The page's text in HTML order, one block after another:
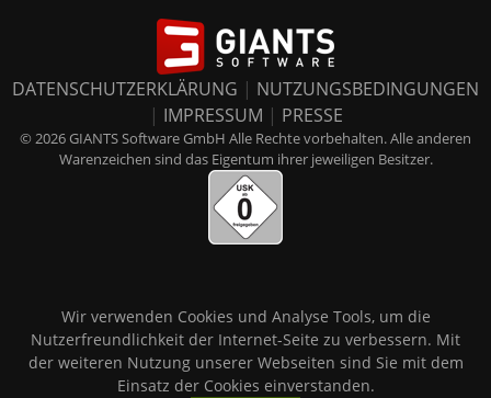
DATENSCHUTZERKLÄRUNG | NUTZUNGSBEDINGUNGEN
| IMPRESSUM | PRESSE
© 2026 GIANTS Software GmbH Alle Rechte vorbehalten. Alle anderen
Warenzeichen sind das Eigentum ihrer jeweiligen Besitzer.
Wir verwenden Cookies und Analyse Tools, um die
Nutzerfreundlichkeit der Internet-Seite zu verbessern. Mit
der weiteren Nutzung unserer Webseiten sind Sie mit dem
Einsatz der Cookies einverstanden.